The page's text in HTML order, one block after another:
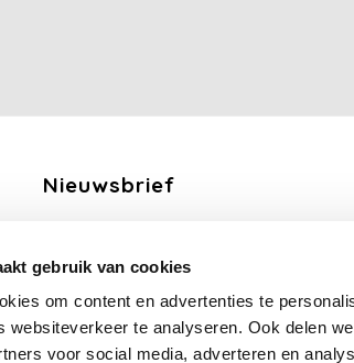
gebruik van cookies
om content en advertenties te
websiteverkeer te analyseren. Ook delen
voor social media, adverteren en
Nieuwsbrief
Volg ons